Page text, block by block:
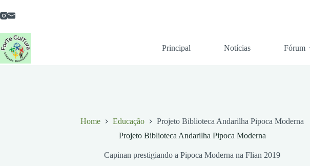
para
o
conteúdo
Principal Notícias Fórum
Home Educação
Projeto Biblioteca Andarilha Pipoca Moderna
Projeto Biblioteca Andarilha Pipoca Moderna
Capinan prestigiando a Pipoca Moderna na Flian 2019